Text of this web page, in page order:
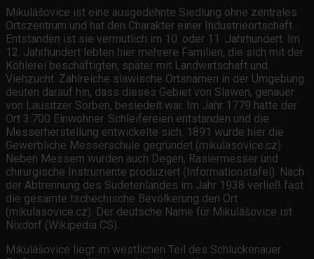
Mikulášovice ist eine ausgedehnte Siedlung ohne zentrales
Ortszentrum und hat den Charakter einer Industrieortschaft.
Entstanden ist sie vermutlich im 10. oder 11. Jahrhundert. Im
12. Jahrhundert lebten hier mehrere Familien, die sich mit der
Köhlerei beschäftigten, später mit Landwirtschaft und
Viehzucht. Zahlreiche slawische Ortsnamen in der Umgebung
deuten darauf hin, dass dieses Gebiet von Slawen, genauer
von Lausitzer Sorben, besiedelt war. Im Jahr 1779 hatte der
Ort 3.700 Einwohner. Schleifereien entstanden und die
Messerherstellung entwickelte sich. 1891 wurde hier die
Gewerbliche Messerschule gegründet (mikulasovice.cz).
Neben Messern wurden auch Degen, Rasiermesser und
chirurgische Instrumente produziert (Informationstafel). Nach
der Abtrennung des Sudetenlandes im Jahr 1938 verließ fast
die gesamte tschechische Bevölkerung den Ort
(mikulasovice.cz). Der deutsche Name für Mikulášovice ist
Nixdorf (Wikipedia CS).
Mikulášovice liegt im westlichen Teil des Schluckenauer